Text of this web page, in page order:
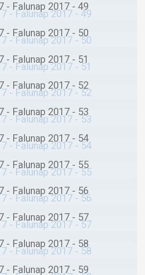
- Falunap 2017 - 49
- Falunap 2017 - 50
- Falunap 2017 - 51
- Falunap 2017 - 52
- Falunap 2017 - 53
- Falunap 2017 - 54
- Falunap 2017 - 55
- Falunap 2017 - 56
- Falunap 2017 - 57
- Falunap 2017 - 58
- Falunap 2017 - 59